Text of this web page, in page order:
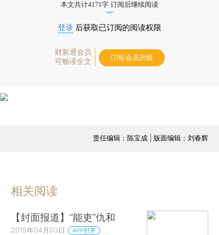
本文共计4171字 订阅后继续阅读
登录 后获取已订阅的阅读权限
财新通会员
可畅读全文
订阅/会员升级
责任编辑：陈宝成 | 版面编辑：刘春辉
相关阅读
【封面报道】“能吏”仇和
2015年04月03日 APP打开